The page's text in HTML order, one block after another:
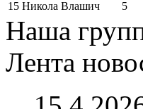
15 Никола Влашич 5
Наша
Лента